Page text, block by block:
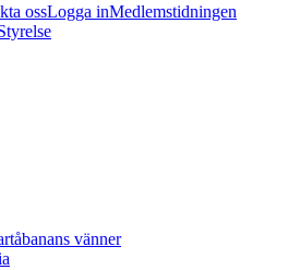
ossLogga inMedlemstidningen
vänner